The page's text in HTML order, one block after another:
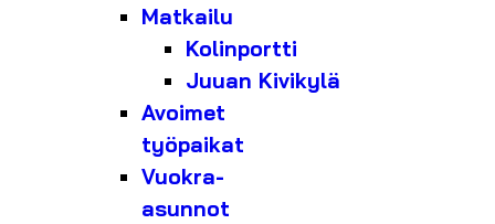
Matkailu
Kolinportti
Juuan Kivikylä
Avoimet
työpaikat
Vuokra-
asunnot